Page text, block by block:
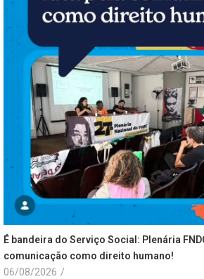
É bandeira do Serviço Social: Plenária
comunicação como direito humano!
06/08/2026 /